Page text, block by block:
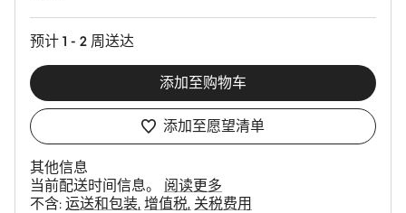
预计 1 - 2 周送达
添加至购物车
添加至愿望清单
其他信息
当前配送时间信息。 阅读更多
不含: 运送和包装 增值税 关税费用